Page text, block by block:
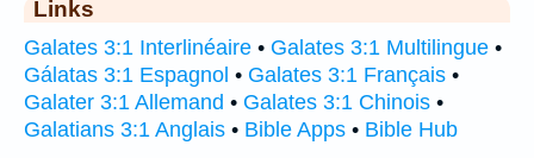
Links
Galates 3:1 Interlinéaire • Galates 3:1 Multilingue •
Gálatas 3:1 Espagnol • Galates 3:1 Français •
Galater 3:1 Allemand • Galates 3:1 Chinois •
Galatians 3:1 Anglais • Bible Apps • Bible Hub